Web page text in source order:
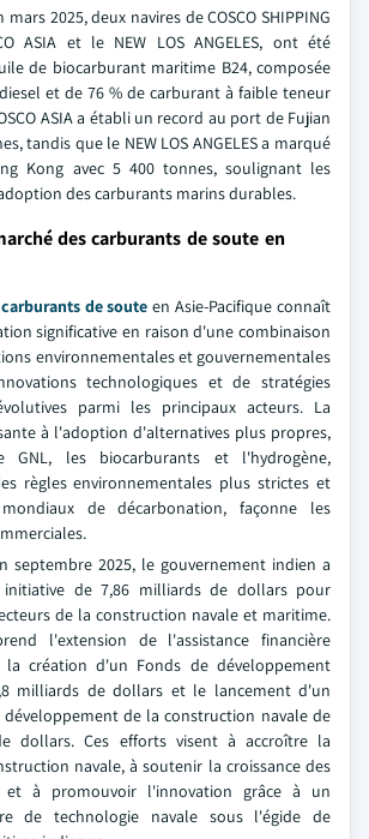
mars 2025, deux navires de COSCO SHIPPING
ASIA et le NEW LOS ANGELES, ont été
de biocarburant maritime B24, composée
et de 76 % de carburant à faible teneur
ASIA a établi un record au port de Fujian
tandis que le NEW LOS ANGELES a marqué
Kong avec 5 400 tonnes, soulignant les
des carburants marins durables.
des carburants de soute en
carburants de soute en Asie-Pacifique connaît
significative en raison d'une combinaison
environnementales et gouvernementales
technologiques et de stratégies
parmi les principaux acteurs. La
à l'adoption d'alternatives plus propres,
GNL, les biocarburants et l'hydrogène,
règles environnementales plus strictes et
de décarbonation, façonne les
septembre 2025, le gouvernement indien a
de 7,86 milliards de dollars pour
de la construction navale et maritime.
l'extension de l'assistance financière
la création d'un Fonds de développement
milliards de dollars et le lancement d'un
de la construction navale de
dollars. Ces efforts visent à accroître la
navale, à soutenir la croissance des
et à promouvoir l'innovation grâce à un
de technologie navale sous l'égide de